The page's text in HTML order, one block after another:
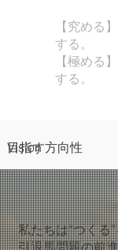
【究める
する。
【極める
する。
Vision
目指す方向性
私たちは“つくる
引退馬問題の前